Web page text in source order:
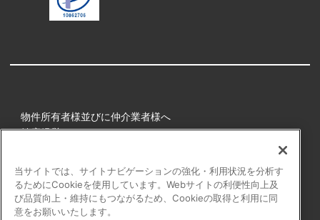
物件所有者様並びに仲介業者様へ
健康経営
プライバシーポリシー
障害者の表記について
当サイトでは、サイトナビゲーションの強化・利用状況を分析す
るためにCookieを使用しています。Webサイトの利便性向上及
び品質向上・維持にもつながるため、Cookieの取得と利用に同
意をお願いいたします。